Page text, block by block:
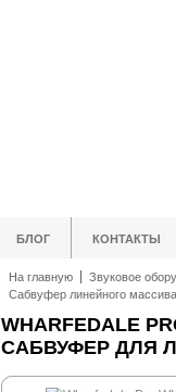
БЛОГ КОНТАКТЫ
На главную Звуковое
Сабвуфер линейного массива
WHARFEDALE
САБВУФЕР ДЛЯ